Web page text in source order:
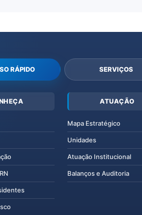
RÁPIDO SERVIÇOS
ATUAÇÃO
Mapa Estratégico
Unidades
Atuação Institucional
Balanços e Auditoria